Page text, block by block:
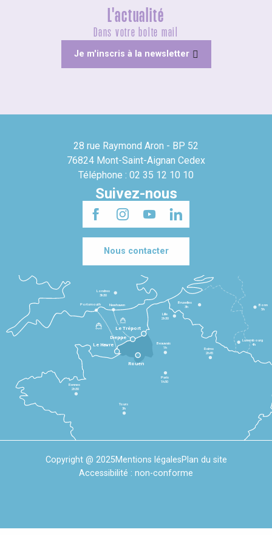
L'actualité
Dans votre boîte mail
Je m'inscris à la newsletter
28 rue Raymond Aron - BP 52
76824 Mont-Saint-Aignan Cedex
Téléphone : 02 35 12 10 10
Suivez-nous
Nous contacter
Le Havre
Dieppe
Le Tréport
Rennes
2h30
Tours
3h
Paris
1h30
Beauvais
1h
Reims
2h45
Lille
2h30
Bruxelles
3h
Londres
3h30
Newhaven
Portsmouth
Bonn
5h
Luxembourg
4h
Rouen
Copyright @ 2025Mentions légalesPlan du site
Accessibilité : non-conforme